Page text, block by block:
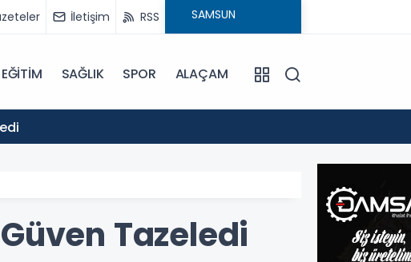
İletişim RSS
EĞİTİM SAĞLIK SPOR ALAÇAM
Tazeledi